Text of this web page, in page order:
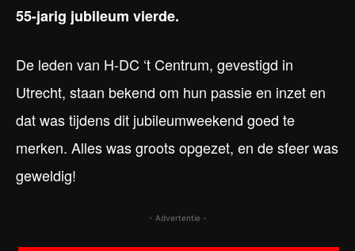
55-jarig jubileum vierde.
De leden van H-DC ‘t Centrum, gevestigd in
Utrecht, staan bekend om hun passie en inzet en
dat was tijdens dit jubileumweekend goed te
merken. Alles was groots opgezet, en de sfeer was
geweldig!
- Advertentie -